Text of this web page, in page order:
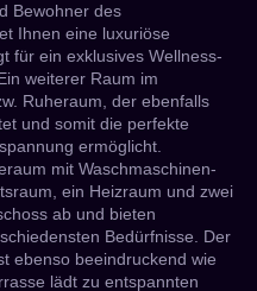
Bewohner des
Ihnen eine luxuriöse
für ein exklusives Wellness-
weiterer Raum im
Ruheraum, der ebenfalls
und somit die perfekte
ermöglicht.
mit Waschmaschinen-
ein Heizraum und zwei
ab und bieten
Bedürfnisse. Der
ebenso beeindruckend wie
lädt zu entspannten